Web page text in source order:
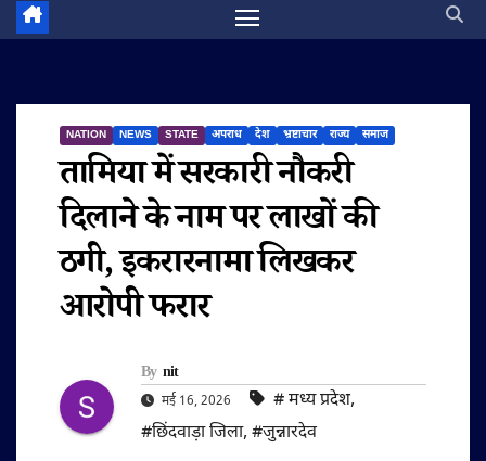
NATION NEWS STATE अपराध देश भ्रष्टाचार राज्य समाज
तामिया में सरकारी नौकरी
दिलाने के नाम पर लाखों की
ठगी, इकरारनामा लिखकर
आरोपी फरार
By nit
मई 16, 2026 #‌ मध्य प्रदेश,
#छिंदवाड़ा जिला, #जुन्नारदेव